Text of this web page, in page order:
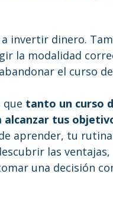
invertir dinero.
la modalidad
el curso
que tanto un curso
alcanzar tus
aprender, tu
las
una decisión